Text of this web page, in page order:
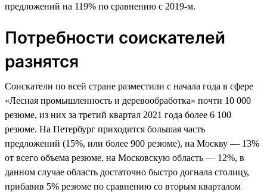
предложений на 119% по сравнению с 2019-м.
Потребности соискателей
разнятся
Соискатели по всей стране разместили с начала года в сфере
«Лесная промышленность и деревообработка» почти 10 000
резюме, из них за третий квартал 2021 года более 6 100
резюме. На Петербург приходится большая часть
предложений (15%, или более 900 резюме), на Москву — 13%
от всего объема резюме, на Московскую область — 12%, в
данном случае область достаточно быстро догнала столицу,
прибавив 5% резюме по сравнению со вторым кварталом